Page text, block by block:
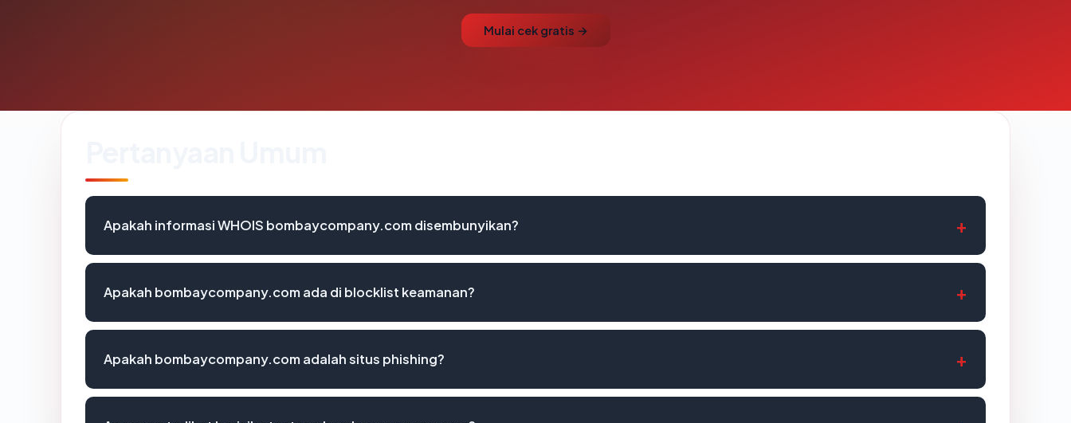
Mulai cek gratis →
Apakah informasi WHOIS bombaycompany.com disembunyikan?
Apakah bombaycompany.com ada di blocklist keamanan?
Apakah bombaycompany.com adalah situs phishing?